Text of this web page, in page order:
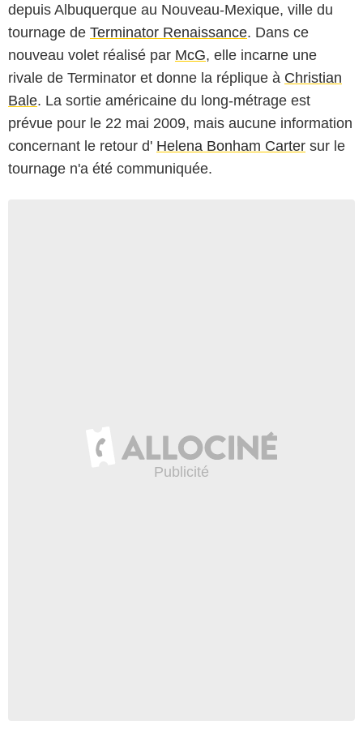
depuis Albuquerque au Nouveau-Mexique, ville du
tournage de Terminator Renaissance. Dans ce
nouveau volet réalisé par McG, elle incarne une
rivale de Terminator et donne la réplique à Christian
Bale. La sortie américaine du long-métrage est
prévue pour le 22 mai 2009, mais aucune information
concernant le retour d' Helena Bonham Carter sur le
tournage n'a été communiquée.